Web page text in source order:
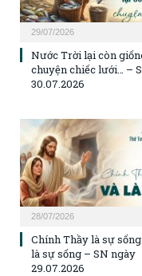
29/07/2026
Nước Trời lại còn
chuyện chiếc lưới… –
30.07.2026
28/07/2026
Chính Thầy là sự
là sự sống – SN ngày
29.07.2026